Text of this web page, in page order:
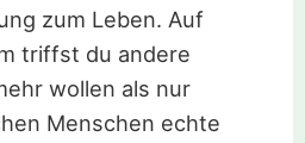
zum Leben. Auf
triffst du andere
wollen als nur
Menschen echte